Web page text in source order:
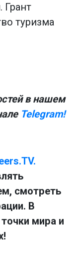
Грант
туризма
в нашем
Telegram!
смотреть
В
мира и